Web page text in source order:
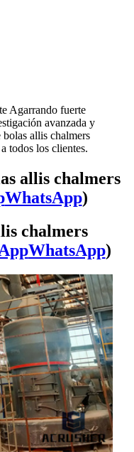
Agarrando fuerte
avanzada y
allis chalmers
todos los clientes.
allis chalmers
WhatsApp)
chalmers
WhatsApp)